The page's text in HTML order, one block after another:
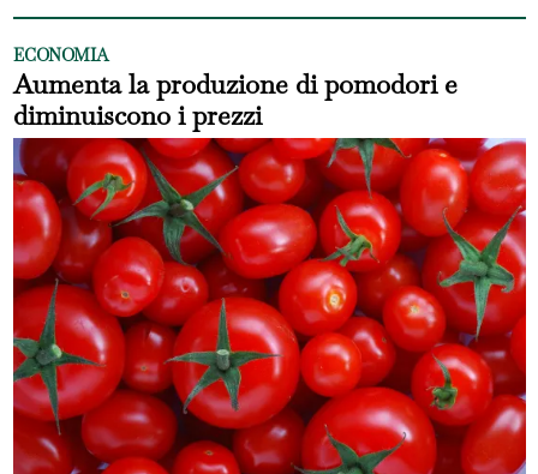
ECONOMIA
Aumenta la produzione di pomodori e
diminuiscono i prezzi